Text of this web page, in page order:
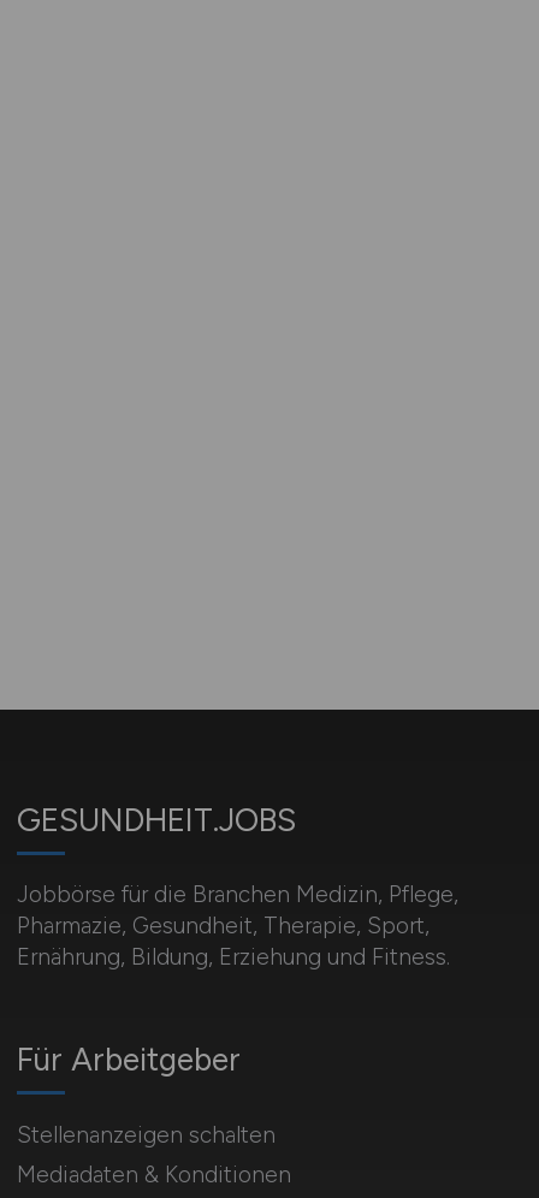
GESUNDHEIT.JOBS
Jobbörse für die Branchen Medizin, Pflege,
Pharmazie, Gesundheit, Therapie, Sport,
Ernährung, Bildung, Erziehung und Fitness.
Für Arbeitgeber
Stellenanzeigen schalten
Mediadaten & Konditionen